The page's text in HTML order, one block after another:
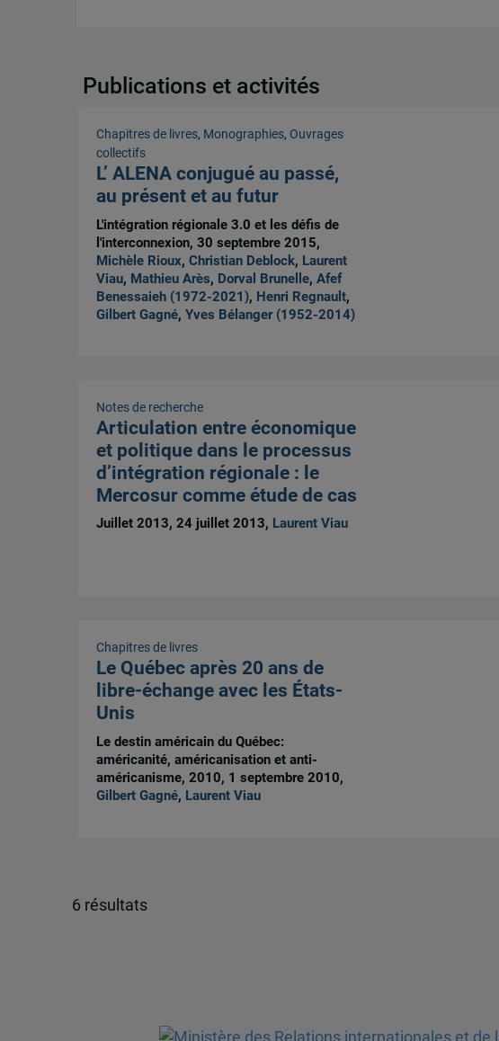
Publications et activités
Chapitres de livres, Monographies, Ouvrages
collectifs
L’ ALENA conjugué au passé,
au présent et au futur
L'intégration régionale 3.0 et les défis de
l'interconnexion, 30 septembre 2015,
Michèle Rioux,Christian Deblock, Laurent
Viau, Mathieu Arès, Dorval Brunelle,Afef
Benessaieh (1972-2021), Henri Regnault,
Gilbert Gagné,Yves Bélanger (1952-2014)
Notes de recherche
Articulation entre économique
et politique dans le processus
d’intégration régionale : le
Mercosur comme étude de cas
Juillet 2013, 24 juillet 2013, Laurent Viau
Chapitres de livres
Le Québec après 20 ans de
libre-échange avec les États-
Unis
Le destin américain du Québec:
américanité, américanisation et anti-
américanisme, 2010, 1 septembre 2010,
Gilbert Gagné, Laurent Viau
6 résultats